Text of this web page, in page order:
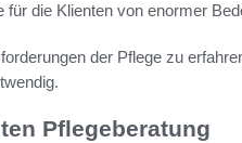
die Klienten von enormer
der Pflege zu
Pflegeberatung